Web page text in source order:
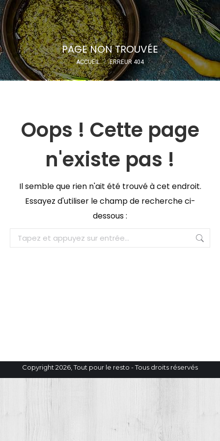
Recherche
:
PAGE NON TROUVÉE
Vous êtes ici :
ACCUEIL ERREUR 404
Oops ! Cette page
n'existe pas !
Il semble que rien n'ait été trouvé à cet endroit.
Essayez d'utiliser le champ de recherche ci-
dessous :
Recherche
:
Copyright 2026, Tout pour le resto - Tous droits réservés